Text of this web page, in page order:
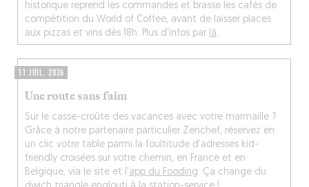
historique reprend les commandes et brasse les cafés de
compétition du World of Coffee, avant de laisser places
aux pizzas et vins dès 18h. Plus d'infos par là.
11 JUIL. 2026
Une route sans faim
Sur le casse-croûte des vacances avec votre marmaille ?
Grâce à notre partenaire particulier Zenchef, réservez en
un clic votre table parmi la foultitude d’adresses kid-
friendly croisées sur votre chemin, en France et en
Belgique, via le site et l’app du Fooding. Ça change du